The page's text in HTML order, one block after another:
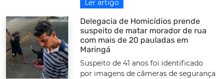
Ler artigo
Delegacia de Homicídios prende
suspeito de matar morador de rua
com mais de 20 pauladas em
Maringá
Suspeito de 41 anos foi identificado
por imagens de câmeras de segurança